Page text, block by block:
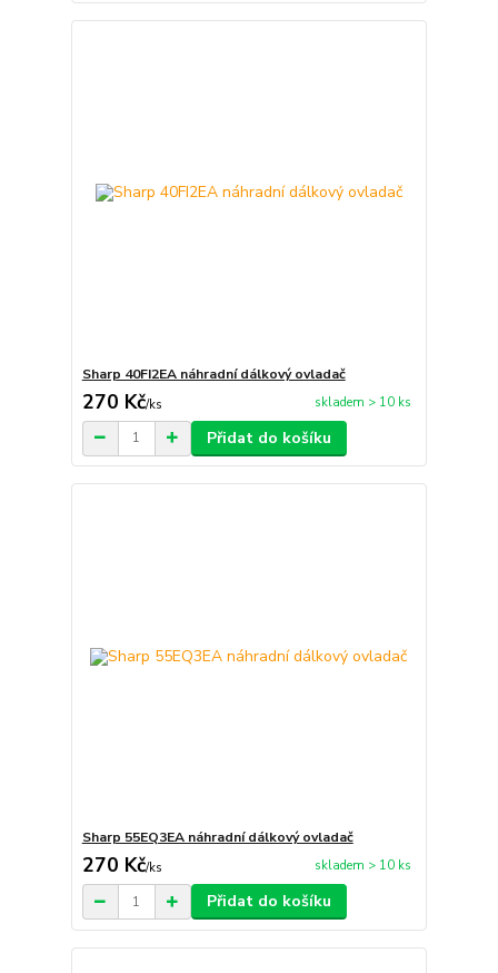
Sharp 40FI2EA náhradní dálkový ovladač
270 Kč/ks skladem > 10 ks
Přidat do košíku
Sharp 55EQ3EA náhradní dálkový ovladač
270 Kč/ks skladem > 10 ks
Přidat do košíku